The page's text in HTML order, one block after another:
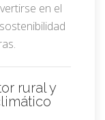
en el
rural y